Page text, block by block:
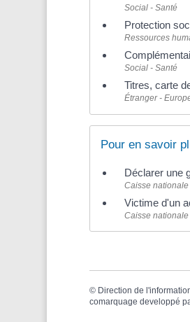
Social - Santé
Protection
Ressources
Social - Santé
Titres, carte
Étranger -
Pour en savoir
Déclarer une
Caisse
Victime d'un
Caisse
© Direction de
comarquage developpé